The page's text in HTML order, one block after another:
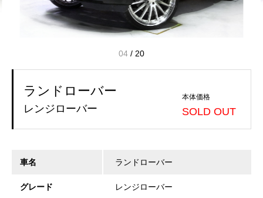
04 / 20
ランドローバー
レンジローバー
本体価格
SOLD OUT
車名 ランドローバー
グレード レンジローバー